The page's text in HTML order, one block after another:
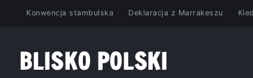
PrzejdźKonwencja stambulska Deklaracja z Marrakeszu
BLISKO POLSKI